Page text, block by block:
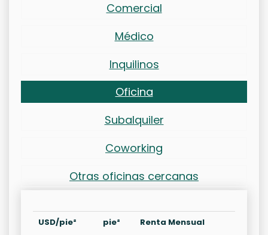
Comercial
Médico
Inquilinos
Oficina
Subalquiler
Coworking
Otras oficinas cercanas
USD/pie² pie² Renta Mensual